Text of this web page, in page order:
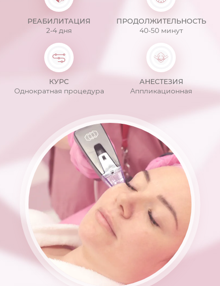
РЕАБИЛИТАЦИЯ
2-4 дня
ПРОДОЛЖИТЕЛЬНОСТЬ
40-50 минут
КУРС
Однократная процедура
АНЕСТЕЗИЯ
Аппликационная